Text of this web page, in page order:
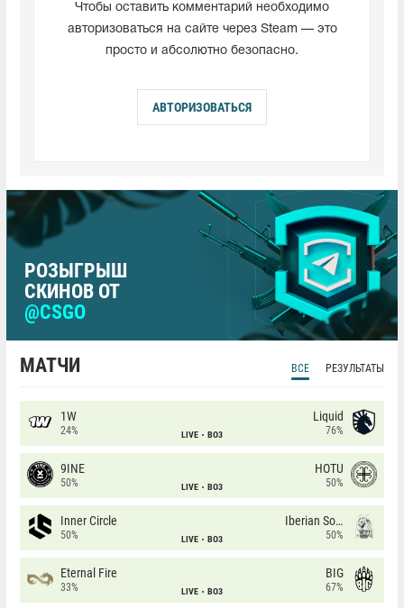
Чтобы оставить комментарий необходимо
авторизоваться на сайте через Steam — это
просто и абсолютно безопасно.
АВТОРИЗОВАТЬСЯ
РОЗЫГРЫШ
СКИНОВ ОТ
@CSGO
МАТЧИ ВСЕ РЕЗУЛЬТАТЫ
1W
24% LIVE BO3
Liquid
76%
9INE
50% LIVE BO3
HOTU
50%
Inner Circle
50% LIVE BO3
Iberian Soul
50%
Eternal Fire
33% LIVE BO3
BIG
67%